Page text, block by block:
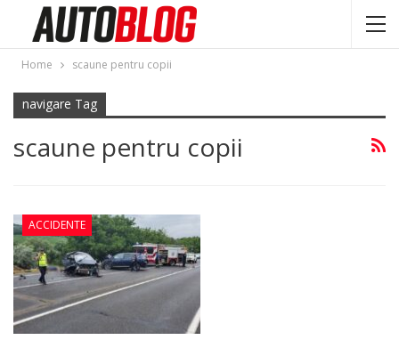
Home scaune pentru copii
navigare Tag
scaune pentru copii
ACCIDENTE